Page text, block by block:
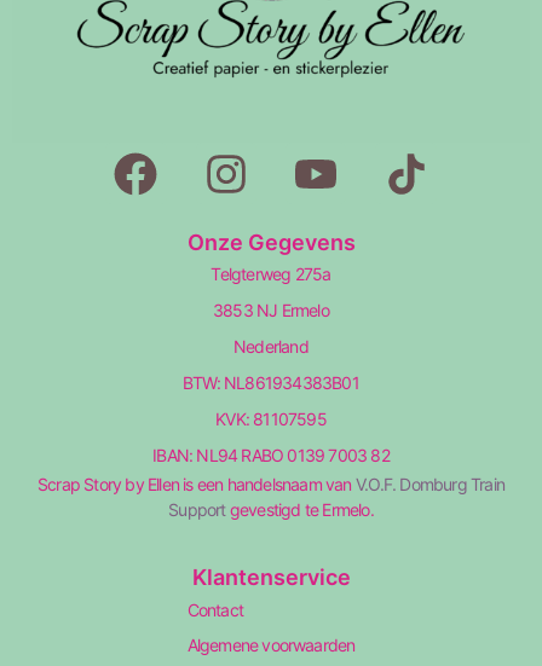
Onze Gegevens
Telgterweg 275a
3853 NJ Ermelo
Nederland
BTW: NL861934383B01
KVK: 81107595
IBAN: NL94 RABO 0139 7003 82
Scrap Story by Ellen is een handelsnaam van V.O.F. Domburg Train
Supportgevestigd te Ermelo.
Klantenservice
Contact
Algemene voorwaarden